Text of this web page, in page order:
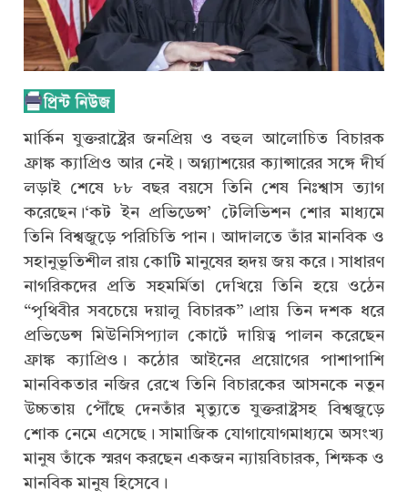
মার্কিন যুক্তরাষ্ট্রের জনপ্রিয় ও বহুল আলোচিত বিচারক
ফ্রাঙ্ক ক্যাপ্রিও আর নেই। অগ্ন্যাশয়ের ক্যান্সারের সঙ্গে দীর্ঘ
লড়াই শেষে ৮৮ বছর বয়সে তিনি শেষ নিঃশ্বাস ত্যাগ
করেছেন।‘কট ইন প্রভিডেন্স’ টেলিভিশন শোর মাধ্যমে
তিনি বিশ্বজুড়ে পরিচিতি পান। আদালতে তাঁর মানবিক ও
সহানুভূতিশীল রায় কোটি মানুষের হৃদয় জয় করে। সাধারণ
নাগরিকদের প্রতি সহমর্মিতা দেখিয়ে তিনি হয়ে ওঠেন
“পৃথিবীর সবচেয়ে দয়ালু বিচারক”।প্রায় তিন দশক ধরে
প্রভিডেন্স মিউনিসিপ্যাল কোর্টে দায়িত্ব পালন করেছেন
ফ্রাঙ্ক ক্যাপ্রিও। কঠোর আইনের প্রয়োগের পাশাপাশি
মানবিকতার নজির রেখে তিনি বিচারকের আসনকে নতুন
উচ্চতায় পৌঁছে দেনতাঁর মৃত্যুতে যুক্তরাষ্ট্রসহ বিশ্বজুড়ে
শোক নেমে এসেছে। সামাজিক যোগাযোগমাধ্যমে অসংখ্য
মানুষ তাঁকে স্মরণ করছেন একজন ন্যায়বিচারক, শিক্ষক ও
মানবিক মানুষ হিসেবে।